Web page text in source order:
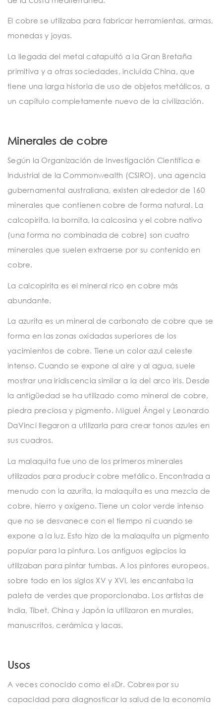
El cobre se utilizaba para fabricar herramientas, armas,
monedas y joyas.
La llegada del metal catapultó a la Gran Bretaña
primitiva y a otras sociedades, incluida China, que
tiene una larga historia de uso de objetos metálicos, a
un capítulo completamente nuevo de la civilización.
Minerales de cobre
Según la Organización de Investigación Científica e
Industrial de la Commonwealth (CSIRO), una agencia
gubernamental australiana, existen alrededor de 160
minerales que contienen cobre de forma natural. La
calcopirita, la bornita, la calcosina y el cobre nativo
(una forma no combinada de cobre) son cuatro
minerales que suelen extraerse por su contenido en
cobre.
La calcopirita es el mineral rico en cobre más
abundante.
La azurita es un mineral de carbonato de cobre que se
forma en las zonas oxidadas superiores de los
yacimientos de cobre. Tiene un color azul celeste
intenso. Cuando se expone al aire y al agua, suele
mostrar una iridiscencia similar a la del arco iris. Desde
la antigüedad se ha utilizado como mineral de cobre,
piedra preciosa y pigmento. Miguel Ángel y Leonardo
DaVinci llegaron a utilizarla para crear tonos azules en
sus cuadros.
La malaquita fue uno de los primeros minerales
utilizados para producir cobre metálico. Encontrada a
menudo con la azurita, la malaquita es una mezcla de
cobre, hierro y oxígeno. Tiene un color verde intenso
que no se desvanece con el tiempo ni cuando se
expone a la luz. Esto hizo de la malaquita un pigmento
popular para la pintura. Los antiguos egipcios la
utilizaban para pintar tumbas. A los pintores europeos,
sobre todo en los siglos XV y XVI, les encantaba la
paleta de verdes que proporcionaba. Los artistas de
India, Tíbet, China y Japón la utilizaron en murales,
manuscritos, cerámica y lacas.
Usos
A veces conocido como el «Dr. Cobre» por su
capacidad para diagnosticar la salud de la economía